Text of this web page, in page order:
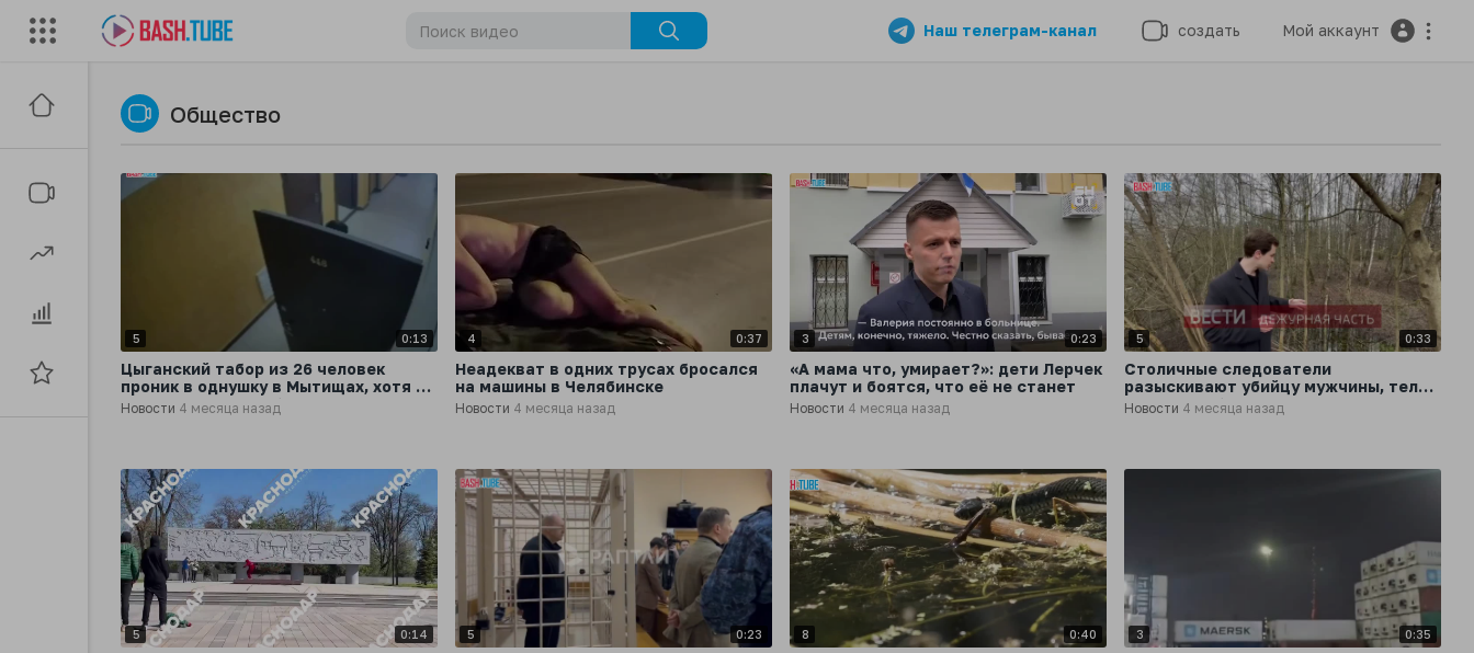
Наш телеграм-канал создать Мой аккаунт
Общество
5 0:13
Цыганский табор из 26 человек
проник в однушку в Мытищах, хотя по
договору должны были заселиться
Новости 4 месяца назад
4 0:37
Неадекват в одних трусах бросался
на машины в Челябинске
Новости 4 месяца назад
3 0:23
«А мама что, умирает?»: дети Лерчек
плачут и боятся, что её не станет
Новости 4 месяца назад
5 0:33
Столичные следователи
разыскивают убийцу мужчины, тело
которого обнаружили в чемодане на
северо-востоке Москвы
Новости 4 месяца назад
5 0:14 5 0:23 8 0:40 3 0:35